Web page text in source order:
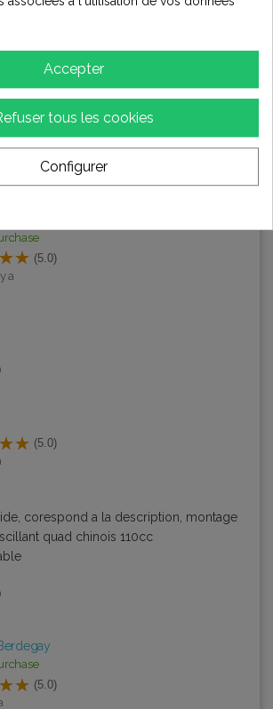
(5.0)
a
(5.0)
corespond a la description, montage
quad chinois 110cc
(5.0)
Accepter
tous les cookies
Configurer